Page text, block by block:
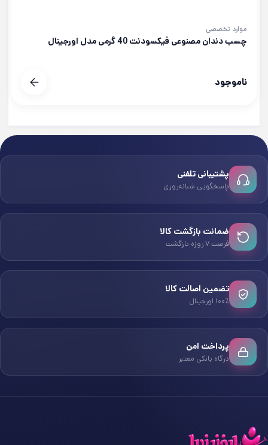
موارد تخصصی
چسب دندان مصنوعی فیکسودنت 40 گرمی مدل اورجینال
ناموجود
پشتیبانی تلفنی
پاسخگویی شبانه‌روزی
ضمانت بازگشت کالا
فرصت ۷ روزه بازگشت
تضمین اصالت کالا
۱۰۰٪ اورجینال
پرداخت امن
درگاه بانکی معتبر